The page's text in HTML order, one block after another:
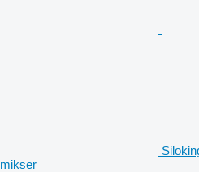
mikser